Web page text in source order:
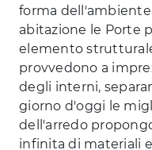
forma
abitazione le Porte
elemento
provvedono a
degli interni,
giorno d'oggi le
dell'arredo
infinita di materiali